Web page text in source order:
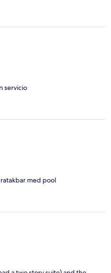
servicio
med pool